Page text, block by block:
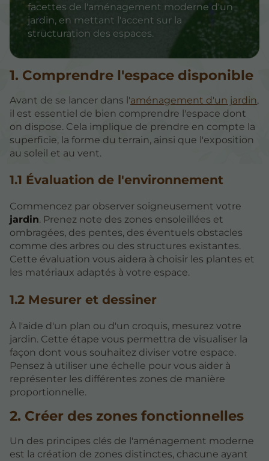
facettes de l'aménagement moderne d'un
jardin, en mettant l'accent sur la
structuration des espaces.
1. Comprendre l'espace disponible
Avant de se lancer dans l'aménagement d'un jardin,
il est essentiel de bien comprendre l'espace dont
on dispose. Cela implique de prendre en compte la
superficie, la forme du terrain, ainsi que l'exposition
au soleil et au vent.
1.1 Évaluation de l'environnement
Commencez par observer soigneusement votre
jardin. Prenez note des zones ensoleillées et
ombragées, des pentes, des éventuels obstacles
comme des arbres ou des structures existantes.
Cette évaluation vous aidera à choisir les plantes et
les matériaux adaptés à votre espace.
1.2 Mesurer et dessiner
À l'aide d'un plan ou d'un croquis, mesurez votre
jardin. Cette étape vous permettra de visualiser la
façon dont vous souhaitez diviser votre espace.
Pensez à utiliser une échelle pour vous aider à
représenter les différentes zones de manière
proportionnelle.
2. Créer des zones fonctionnelles
Un des principes clés de l'aménagement moderne
est la création de zones distinctes, chacune ayant